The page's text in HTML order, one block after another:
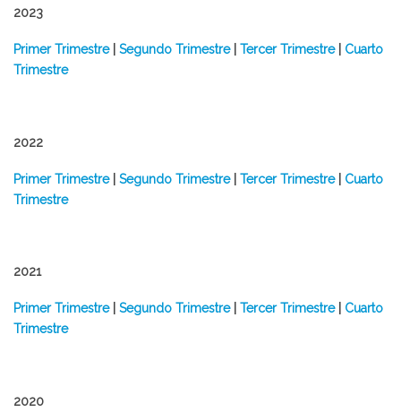
2023
Primer Trimestre Segundo Trimestre| Tercer Trimestre| Cuarto
Trimestre
2022
Primer Trimestre| Segundo Trimestre| Tercer Trimestre
Cuarto
Trimestre
2021
Primer Trimestre| Segundo Trimestre| Tercer Trimestre| Cuarto
Trimestre
2020